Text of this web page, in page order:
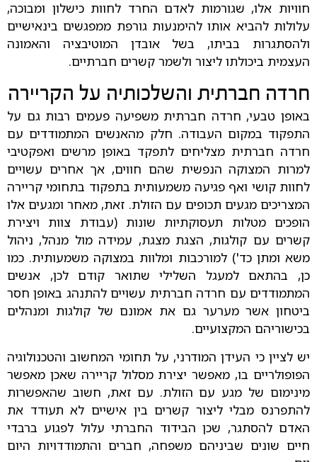
חוויות אלו, שגורמות לאדם החרד לחוות כישלון ומבוכה,
עלולות להביא אותו להימנעות גורפת ממפגשים בינאישיים
ולהסתגרות בביתו, בשל אובדן המוטיבציה והאמונה
העצמית ביכולתו ליצור ולשמר קשרים חברתיים.
חרדה חברתית והשלכותיה על הקריירה
באופן טבעי, חרדה חברתית משפיעה פעמים רבות גם על
התפקוד במקום העבודה. חלק מהאנשים המתמודדים עם
חרדה חברתית מצליחים לתפקד באופן מרשים ואפקטיבי
למרות המצוקה הנפשית שהם חווים, אך אחרים עשויים
לחוות קושי ואף פגיעה משמעותית בתפקוד בתחומי קריירה
המצריכים מגעים תכופים עם הזולת. זאת, מאחר ומגעים אלו
הופכים מטלות תעסוקתיות שונות (עבודת צוות ויצירת
קשרים עם קולגות, הצגת מצגת, עמידה מול מנהל, ניהול
משא ומתן כד') למורכבות ומלוות במצוקה משמעותית. כמו
כן, בהתאם למעגל השלילי שתואר קודם לכן, אנשים
המתמודדים עם חרדה חברתית עשויים להתנהג באופן חסר
ביטחון אשר מערער גם את אמונם של קולגות ומנהלים
בכישוריהם המקצועיים.
יש לציין כי העידן המודרני, על תחומי המחשוב והטכנולוגיה
הפופולריים בו, מאפשר יצירת מסלול קריירה שאכן מאפשר
מינימום של מגע עם הזולת. עם זאת, חשוב שהאפשרות
להתפרנס מבלי ליצור קשרים בין אישיים לא תעודד את
האדם להסתגר, שכן הבידוד החברתי עלול לפגוע ברבדי
חיים שונים שביניהם משפחה, חברים והתמודדויות היום